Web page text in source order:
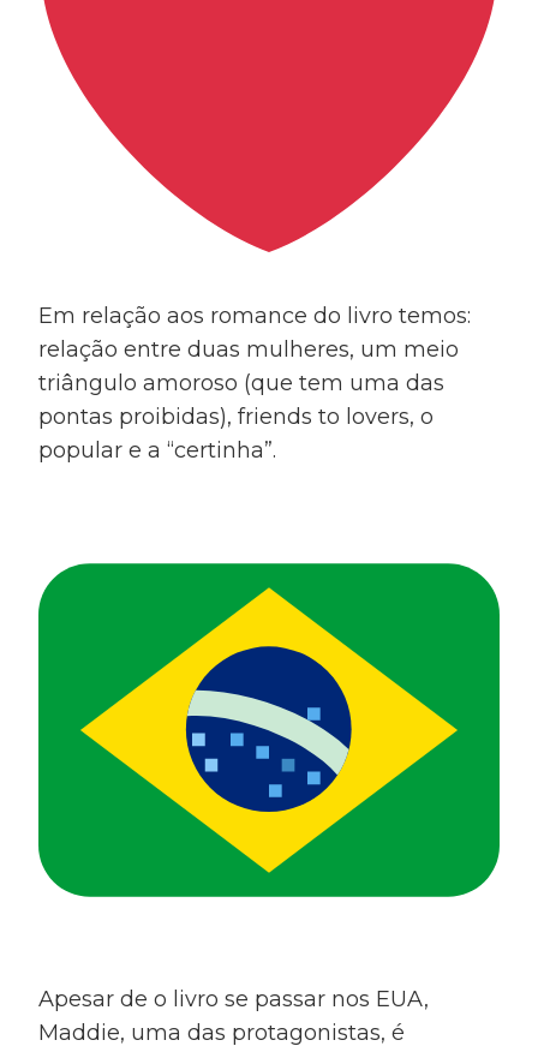
Em relação aos romance do livro temos:
relação entre duas mulheres, um meio
triângulo amoroso (que tem uma das
pontas proibidas), friends to lovers, o
popular e a “certinha”.
Apesar de o livro se passar nos EUA,
Maddie, uma das protagonistas, é